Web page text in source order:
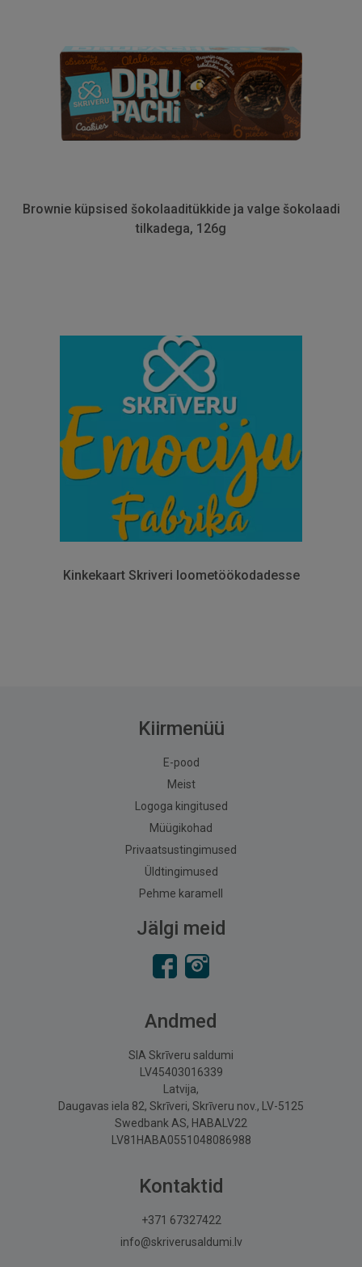
Brownie küpsised šokolaaditükkide ja valge šokolaadi
tilkadega, 126g
Kinkekaart Skriveri loometöökodadesse
Kiirmenüü
E-pood
Meist
Logoga kingitused
Müügikohad
Privaatsustingimused
Üldtingimused
Pehme karamell
Jälgi meid
Andmed
SIA Skrīveru saldumi
LV45403016339
Latvija,
Daugavas iela 82, Skrīveri, Skrīveru nov., LV-5125
Swedbank AS, HABALV22
LV81HABA0551048086988
Kontaktid
+371 67327422
info@skriverusaldumi.lv